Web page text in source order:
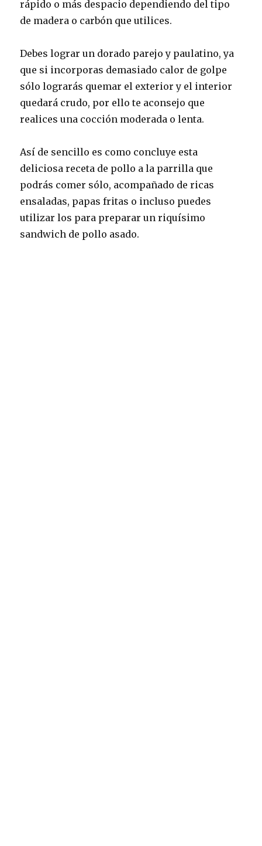
rápido o más despacio dependiendo del tipo
de madera o carbón que utilices.
Debes lograr un dorado parejo y paulatino, ya
que si incorporas demasiado calor de golpe
sólo lograrás quemar el exterior y el interior
quedará crudo, por ello te aconsejo que
realices una cocción moderada o lenta.
Así de sencillo es como concluye esta
deliciosa receta de pollo a la parrilla que
podrás comer sólo, acompañado de ricas
ensaladas, papas fritas o incluso puedes
utilizar los para preparar un riquísimo
sandwich de pollo asado.